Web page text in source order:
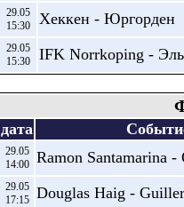
29.05
15:30
Хеккен - Юргорден
29.05
15:30
IFK Norrkoping -
дата
29.05
14:00
Ramon Santamarina
29.05
17:15
Douglas Haig -